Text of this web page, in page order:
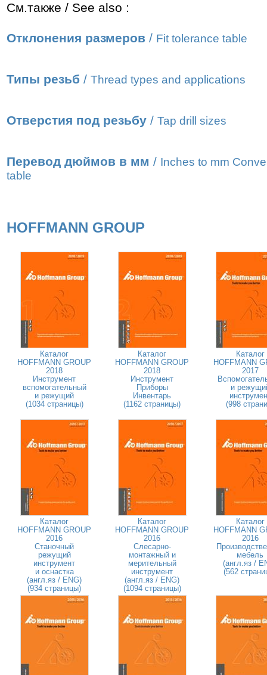
См.также / See also :
Отклонения размеров / Fit tolerance table
Типы резьб / Thread types and applications
Отверстия под резьбу / Tap drill sizes
Перевод дюймов в мм / Inches to mm
table
HOFFMANN GROUP
Каталог
HOFFMANN GROUP
2018
Инструмент
вспомогательный
и режущий
(1034 страницы)
Каталог
HOFFMANN GROUP
2018
Инструмент
Приборы
Инвентарь
(1162 страницы)
Каталог
HOFFMANN
2017
и
(998
Каталог
HOFFMANN GROUP
2016
Станочный
режущий
инструмент
и оснастка
(англ.яз / ENG)
(934 страницы)
Каталог
HOFFMANN GROUP
2016
Слесарно-
монтажный и
мерительный
инструмент
(англ.яз / ENG)
(1094 страницы)
Каталог
HOFFMANN
2016
мебель
(англ.яз /
(562